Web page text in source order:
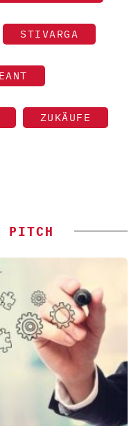
STIVARGA
ZUKÄUFE
PITCH